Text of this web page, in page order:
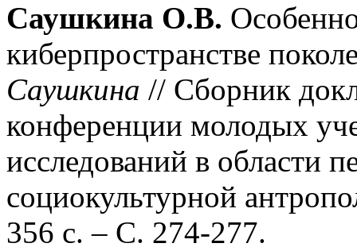
Саушкина О.В.
киберпространстве
Саушкина // Сборник
конференции молодых
исследований в области
социокультурной
356 с. – С. 274-277.